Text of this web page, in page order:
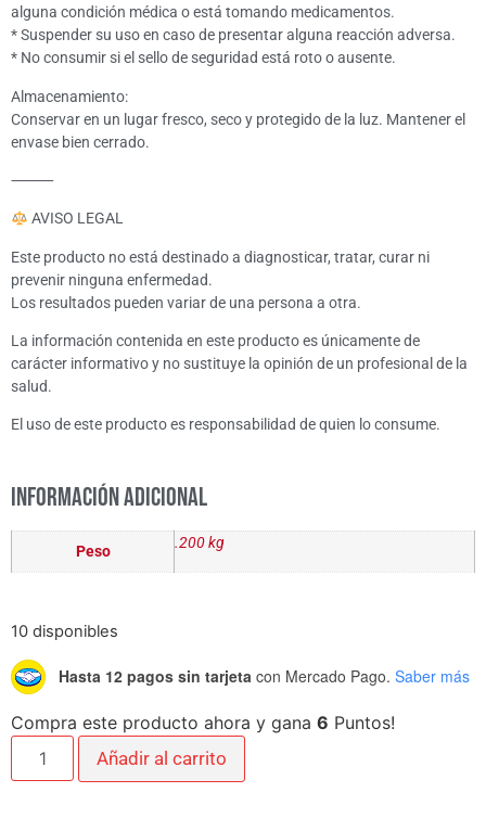
alguna condición médica o está tomando medicamentos.
* Suspender su uso en caso de presentar alguna reacción adversa.
* No consumir si el sello de seguridad está roto o ausente.
Almacenamiento:
Conservar en un lugar fresco, seco y protegido de la luz. Mantener el
envase bien cerrado.
⸻
AVISO LEGAL
Este producto no está destinado a diagnosticar, tratar, curar ni
prevenir ninguna enfermedad.
Los resultados pueden variar de una persona a otra.
La información contenida en este producto es únicamente de
carácter informativo y no sustituye la opinión de un profesional de la
salud.
El uso de este producto es responsabilidad de quien lo consume.
Información adicional
Peso .200 kg
10 disponibles
Hasta 12 pagos sin tarjeta con Mercado Pago. Saber más
Compra este producto ahora y gana 6 Puntos!
Añadir al carrito